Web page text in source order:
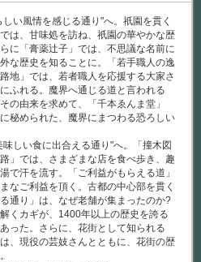
しい風情を感じる通り"へ。祇園を貫く
では、甘味処を訪ね、祇園の華やかな歴
に「膏薬辻子」では、不思議な名前に
な歴史を知ることに。「若手職人の逸
地」では、若者職人を応援する大家さ
ふれる。魔界へ通じる道と言われる
の由来を求めて、「千本ゑんま堂」
秘められた、魔界にまつわる恐ろしい
味しい食に出合える通り"へ。「撞木図
」では、さまざまな店を食べ歩き、趣
で汗を流す。「ご利益がもらえる道」
なご利益を頂く。古都の中心部を貫く
る通り」は、なぜ老舗が集まったのか?
くカギが、1400年以上の歴史を誇る
あった。さらに、花街として知られる
は、現役の芸妓さんとともに、花街の歴